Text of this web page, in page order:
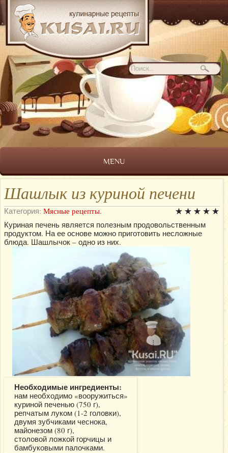
MENU
Шашлык из куриной печени
Категория: Мясные рецепты.
Куриная печень является полезным продовольственным
продуктом. На ее основе можно приготовить несложные
блюда. Шашлычок – одно из них.
Необходимые ингредиенты:
нам необходимо «вооружиться»
куриной печенью (750 г),
репчатым луком (1-2 головки),
двумя зубчиками чеснока,
майонезом (80 г),
столовой ложкой горчицы и
бамбуковыми палочками.